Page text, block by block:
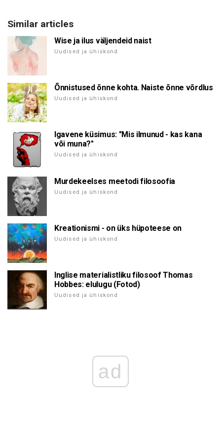
Similar articles
Wise ja ilus väljendeid naist
Uudised ja ühiskond
Õnnistused õnne kohta. Naiste õnne võrdlus
Uudised ja ühiskond
Igavene küsimus: "Mis ilmunud - kas kana
või muna?"
Uudised ja ühiskond
Murdekeelses meetodi filosoofia
Uudised ja ühiskond
Kreationismi - on üks hüpoteese on
Uudised ja ühiskond
Inglise materialistliku filosoof Thomas
Hobbes: elulugu (Fotod)
Uudised ja ühiskond
ad